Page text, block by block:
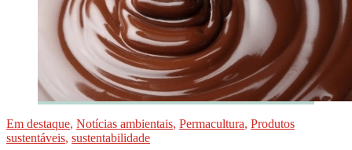
Em destaque, Notícias ambientais, Permacultura, Produtos
sustentáveis, sustentabilidade